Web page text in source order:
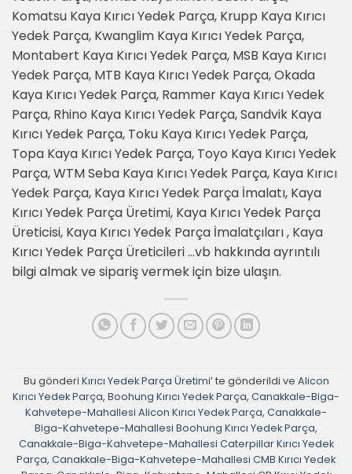
Komatsu Kaya Kırıcı Yedek Parça, Krupp Kaya Kırıcı
Yedek Parça, Kwanglim Kaya Kırıcı Yedek Parça,
Montabert Kaya Kırıcı Yedek Parça, MSB Kaya Kırıcı
Yedek Parça, MTB Kaya Kırıcı Yedek Parça, Okada
Kaya Kırıcı Yedek Parça, Rammer Kaya Kırıcı Yedek
Parça, Rhino Kaya Kırıcı Yedek Parça, Sandvik Kaya
Kırıcı Yedek Parça, Toku Kaya Kırıcı Yedek Parça,
Topa Kaya Kırıcı Yedek Parça, Toyo Kaya Kırıcı Yedek
Parça, WTM Seba Kaya Kırıcı Yedek Parça, Kaya Kırıcı
Yedek Parça, Kaya Kırıcı Yedek Parça İmalatı, Kaya
Kırıcı Yedek Parça Üretimi, Kaya Kırıcı Yedek Parça
Üreticisi, Kaya Kırıcı Yedek Parça İmalatçıları , Kaya
Kırıcı Yedek Parça Üreticileri …vb hakkında ayrıntılı
bilgi almak ve sipariş vermek için bize ulaşın.
Bu gönderi Kırıcı Yedek Parça Üretimi’ te gönderildi ve Alicon
Kırıcı Yedek Parça, Boohung Kırıcı Yedek Parça, Canakkale-Biga-
Kahvetepe-Mahallesi Alicon Kırıcı Yedek Parça, Canakkale-
Biga-Kahvetepe-Mahallesi Boohung Kırıcı Yedek Parça,
Canakkale-Biga-Kahvetepe-Mahallesi Caterpillar Kırıcı Yedek
Parça, Canakkale-Biga-Kahvetepe-Mahallesi CMB Kırıcı Yedek